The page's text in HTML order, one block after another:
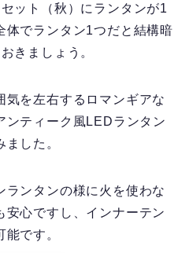
ット（秋）にランタンが1
体でランタン1つだと結構暗
きましょう。
気を左右するロマンギアな
ンティーク風LEDランタン
した。
ランタンの様に火を使わな
安心ですし、インナーテン
です。